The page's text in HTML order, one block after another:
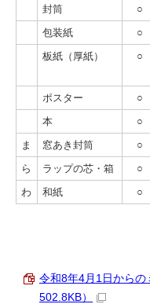
封筒
○
包装紙
○
板紙（厚紙）
○
ポスター
○
本
○
ま
窓あき封筒 ○
ら
ラップの芯・箱 ○
わ
和紙 ○
令和8年4月1日からの
502.8KB）